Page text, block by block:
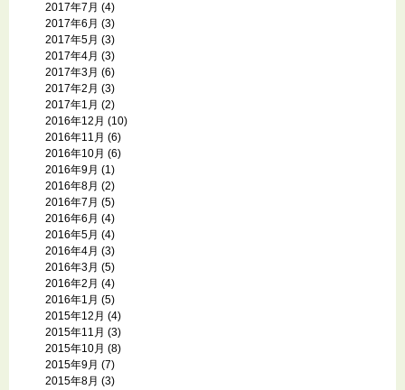
2017年7月 (4)
2017年6月 (3)
2017年5月 (3)
2017年4月 (3)
2017年3月 (6)
2017年2月 (3)
2017年1月 (2)
2016年12月 (10)
2016年11月 (6)
2016年10月 (6)
2016年9月 (1)
2016年8月 (2)
2016年7月 (5)
2016年6月 (4)
2016年5月 (4)
2016年4月 (3)
2016年3月 (5)
2016年2月 (4)
2016年1月 (5)
2015年12月 (4)
2015年11月 (3)
2015年10月 (8)
2015年9月 (7)
2015年8月 (3)